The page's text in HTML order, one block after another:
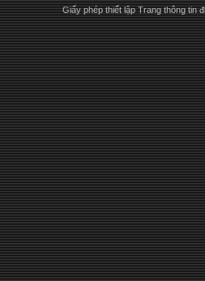
Giấy phép thiết lập Trang thông tin